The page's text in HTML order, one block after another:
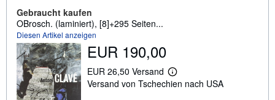
Gebraucht kaufen
OBrosch. (laminiert), [8]+295 Seiten...
Diesen Artikel anzeigen
EUR 190,00
EUR 26,50 Versand
W
e
Versand von Tschechien nach USA